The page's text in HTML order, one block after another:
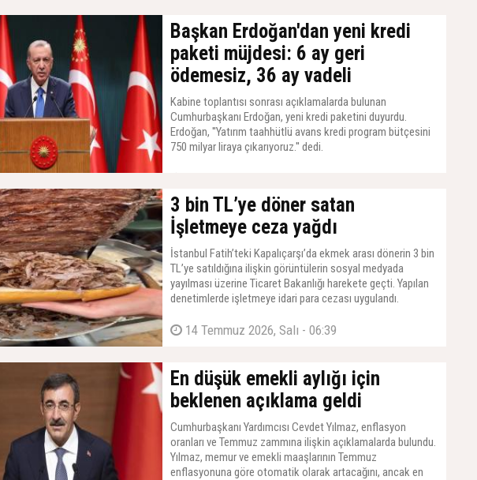
Başkan Erdoğan'dan yeni kredi
paketi müjdesi: 6 ay geri
ödemesiz, 36 ay vadeli
Kabine toplantısı sonrası açıklamalarda bulunan
Cumhurbaşkanı Erdoğan, yeni kredi paketini duyurdu.
Erdoğan, ''Yatırım taahhütlü avans kredi program bütçesini
750 milyar liraya çıkarıyoruz.'' dedi.
3 bin TL’ye döner satan
İşletmeye ceza yağdı
İstanbul Fatih’teki Kapalıçarşı’da ekmek arası dönerin 3 bin
TL’ye satıldığına ilişkin görüntülerin sosyal medyada
yayılması üzerine Ticaret Bakanlığı harekete geçti. Yapılan
denetimlerde işletmeye idari para cezası uygulandı.
14 Temmuz 2026, Salı - 06:39
En düşük emekli aylığı için
beklenen açıklama geldi
Cumhurbaşkanı Yardımcısı Cevdet Yılmaz, enflasyon
oranları ve Temmuz zammına ilişkin açıklamalarda bulundu.
Yılmaz, memur ve emekli maaşlarının Temmuz
enflasyonuna göre otomatik olarak artacağını, ancak en